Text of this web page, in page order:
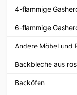
4-flammige
6-flammige
Andere Möbel und
Backbleche aus
Backöfen